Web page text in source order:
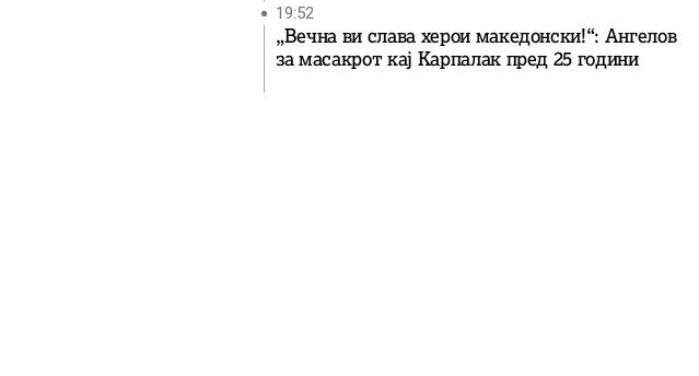
19:52
„Вечна ви слава херои македонски!“: Ангелов
за масакрот кај Карпалак пред 25 години